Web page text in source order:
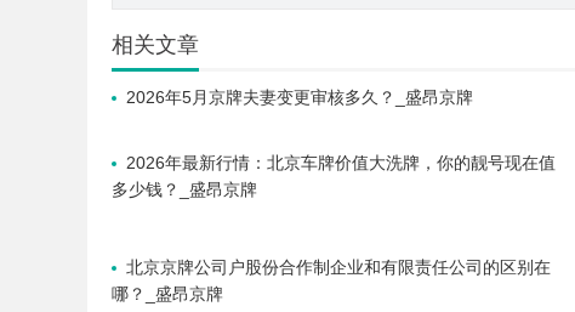
相关文章
2026年5月京牌夫妻变更审核多久？_盛昂京牌
2026年最新行情：北京车牌价值大洗牌，你的靓号现在值
多少钱？_盛昂京牌
北京京牌公司户股份合作制企业和有限责任公司的区别在
哪？_盛昂京牌